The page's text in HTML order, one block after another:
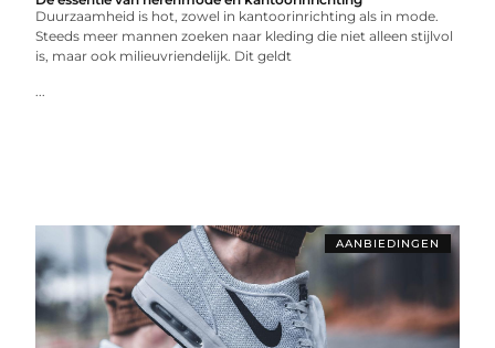
Duurzaamheid is hot, zowel in kantoorinrichting als in mode.
Steeds meer mannen zoeken naar kleding die niet alleen stijlvol
is, maar ook milieuvriendelijk. Dit geldt
...
AANBIEDINGEN